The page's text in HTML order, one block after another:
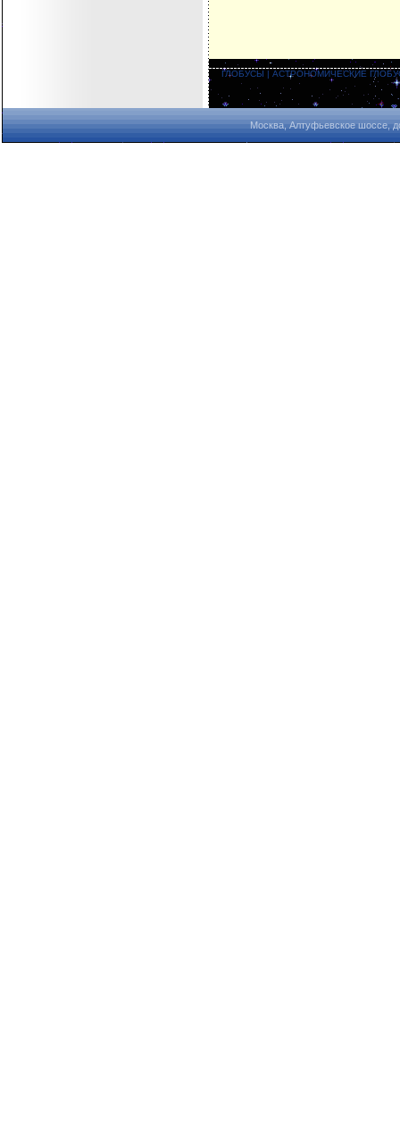
ГЛОБУСЫ | АСТРОНОМИЧЕСКИЕ
Москва, Алтуфьевское шоссе,